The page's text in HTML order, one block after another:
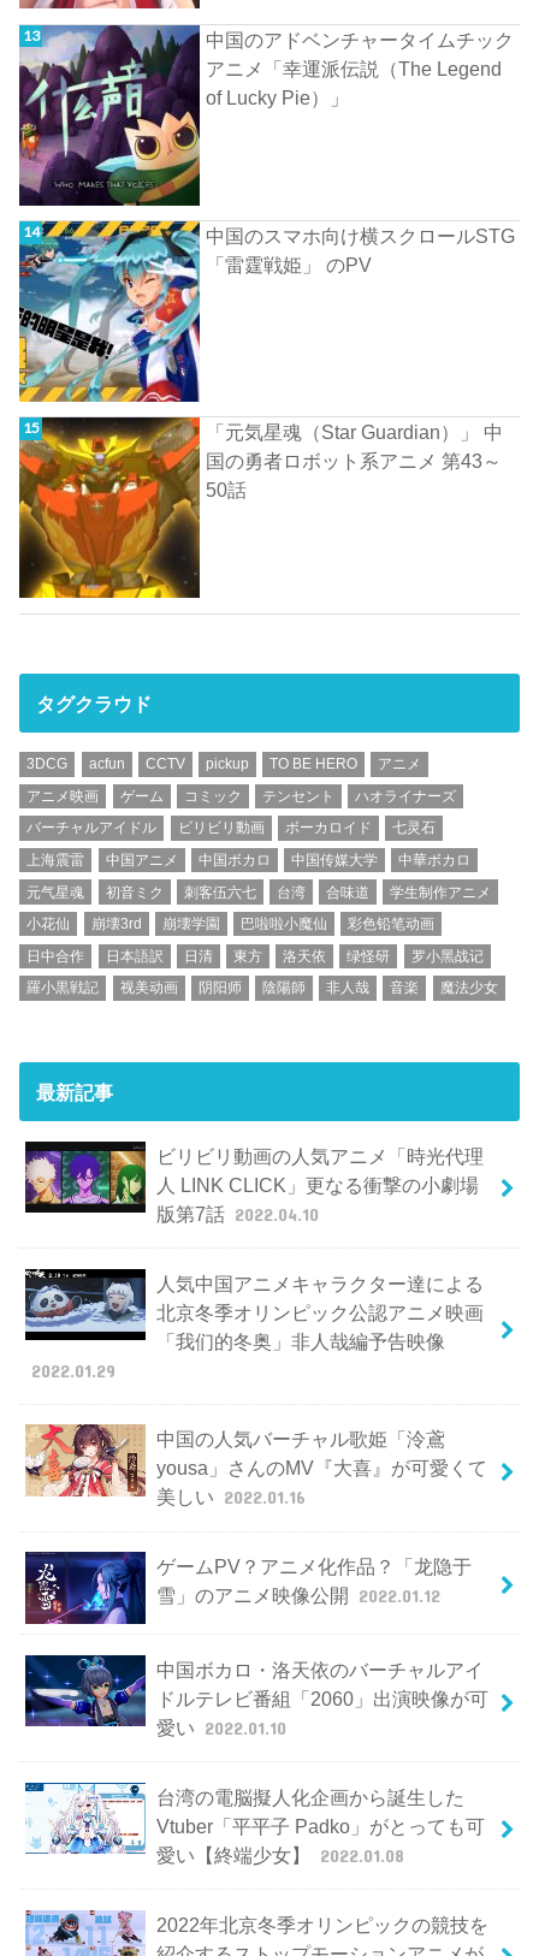
中国のアドベンチャータイムチック
アニメ「幸運派伝説（The Legend
of Lucky Pie）」
中国のスマホ向け横スクロールSTG
「雷霆戦姫」 のPV
「元気星魂（Star Guardian）」 中
国の勇者ロボット系アニメ 第43～
50話
タグクラウド
3DCG acfun CCTV pickup TO BE HERO
アニメ
アニメ映画
ゲーム コミック テンセント
ハオライナーズ
バーチャルアイドル
ビリビリ動画 ボーカロイド
七灵石
上海震雷
中国アニメ 中国ボカロ 中国传媒大学
中華ボカロ
元气星魂
初音ミク 刺客伍六七 台湾 合味道
学生制作アニメ
小花仙
崩壊3rd 崩壊学園 巴啦啦小魔仙
彩色铅笔动画
日中合作
日本語訳 日清 東方 洛天依 绿怪研
罗小黑战记
羅小黒戦記
视美动画 阴阳师 陰陽師 非人哉 音楽 魔法少女
最新記事
ビリビリ動画の人気アニメ「時光代理
人 LINK CLICK」更なる衝撃の小劇場
版第7話 2022.04.10
人気中国アニメキャラクター達による
北京冬季オリンピック公認アニメ映画
「我们的冬奥」非人哉編予告映像
2022.01.29
中国の人気バーチャル歌姫「泠鳶
yousa」さんのMV『大喜』が可愛くて
美しい 2022.01.16
ゲームPV？アニメ化作品？「龙隐于
雪」のアニメ映像公開
2022.01.12
中国ボカロ・洛天依のバーチャルアイ
ドルテレビ番組「2060」出演映像が可
愛い 2022.01.10
台湾の電脳擬人化企画から誕生した
Vtuber「平平子 Padko」がとっても可
愛い【終端少女】
2022.01.08
2022年北京冬季オリンピックの競技を